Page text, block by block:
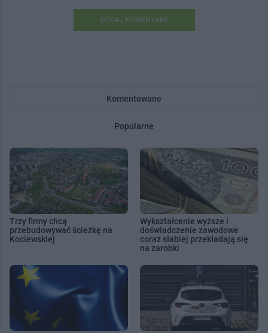
DODAJ KOMENTARZ
Komentowane
Popularne
Trzy firmy chcą
przebudowywać ścieżkę na
Kociewskiej
Wykształcenie wyższe i
doświadczenie zawodowe
coraz słabiej przekładają się
na zarobki